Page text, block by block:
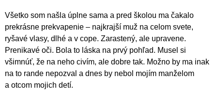
Všetko som našla úplne sama a pred školou ma čakalo
prekrásne prekvapenie – najkrajší muž na celom svete,
ryšavé vlasy, dlhé a v cope. Zarastený, ale upravene.
Prenikavé oči. Bola to láska na prvý pohľad. Musel si
všimnúť, že na neho civím, ale dobre tak. Možno by ma inak
na to rande nepozval a dnes by nebol mojím manželom
a otcom mojich detí.